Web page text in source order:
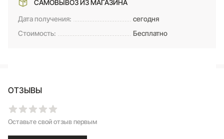
САМОВЫВОЗ ИЗ МАГАЗИНА
Дата получения:
сегодня
Стоимость:
Бесплатно
ОТЗЫВЫ
Оставьте свой отзыв первым